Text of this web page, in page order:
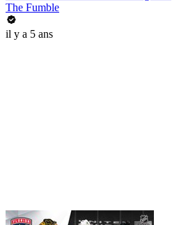
The Fumble
il y a 5 ans